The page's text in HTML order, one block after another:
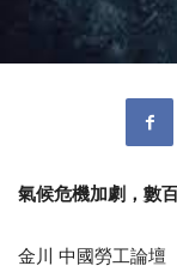
氣候危機加劇，數
金川 中國勞工論壇